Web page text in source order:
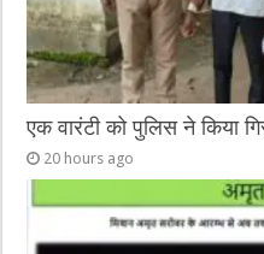
एक वारंटी को पुलिस ने किया
20 hours ago